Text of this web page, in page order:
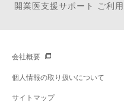
開業医支援サポート ご利
会社概要
個人情報の取り扱いについて
サイトマップ